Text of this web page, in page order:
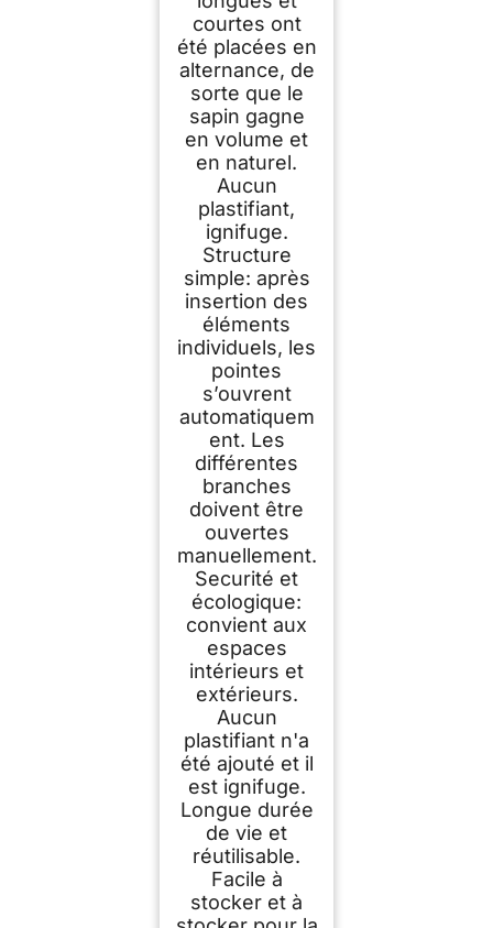
courtes ont
été placées en
alternance, de
sorte que le
sapin gagne
en volume et
en naturel.
Aucun
plastifiant,
ignifuge.
Structure
simple: après
insertion des
éléments
individuels, les
pointes
s’ouvrent
automatiquem
ent. Les
différentes
branches
doivent être
ouvertes
manuellement.
Securité et
écologique:
convient aux
espaces
intérieurs et
extérieurs.
Aucun
plastifiant n'a
été ajouté et il
est ignifuge.
Longue durée
de vie et
réutilisable.
Facile à
stocker et à